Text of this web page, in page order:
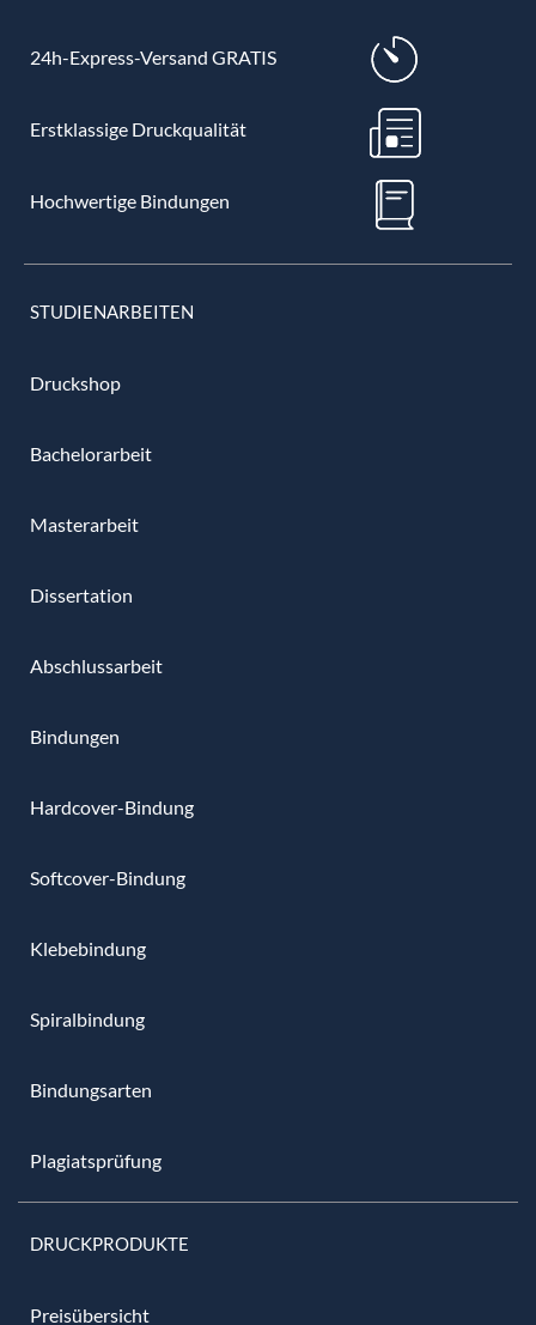
24h-Express-Versand GRATIS
Erstklassige Druckqualität
Hochwertige Bindungen
STUDIENARBEITEN
Druckshop
Bachelorarbeit
Masterarbeit
Dissertation
Abschlussarbeit
Bindungen
Hardcover-Bindung
Softcover-Bindung
Klebebindung
Spiralbindung
Bindungsarten
Plagiatsprüfung
DRUCKPRODUKTE
Preisübersicht